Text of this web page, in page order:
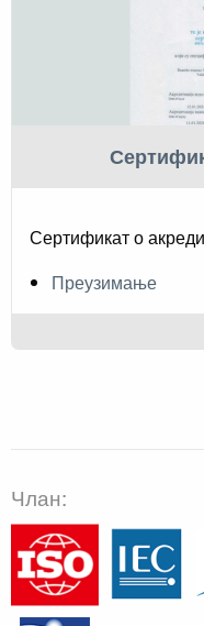
Сертификат о
Преузимање
Члан: